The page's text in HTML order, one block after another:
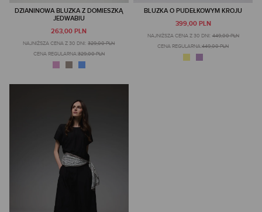
DZIANINOWA BLUZKA Z DOMIESZKĄ
JEDWABIU
263,00 PLN
NAJNIŻSZA CENA Z 30 DNI: 329,00 PLN
CENA REGULARNA:329,00 PLN
BLUZKA O PUDEŁKOWYM KROJU
399,00 PLN
NAJNIŻSZA CENA Z 30 DNI: 449,00 PLN
CENA REGULARNA:449,00 PLN